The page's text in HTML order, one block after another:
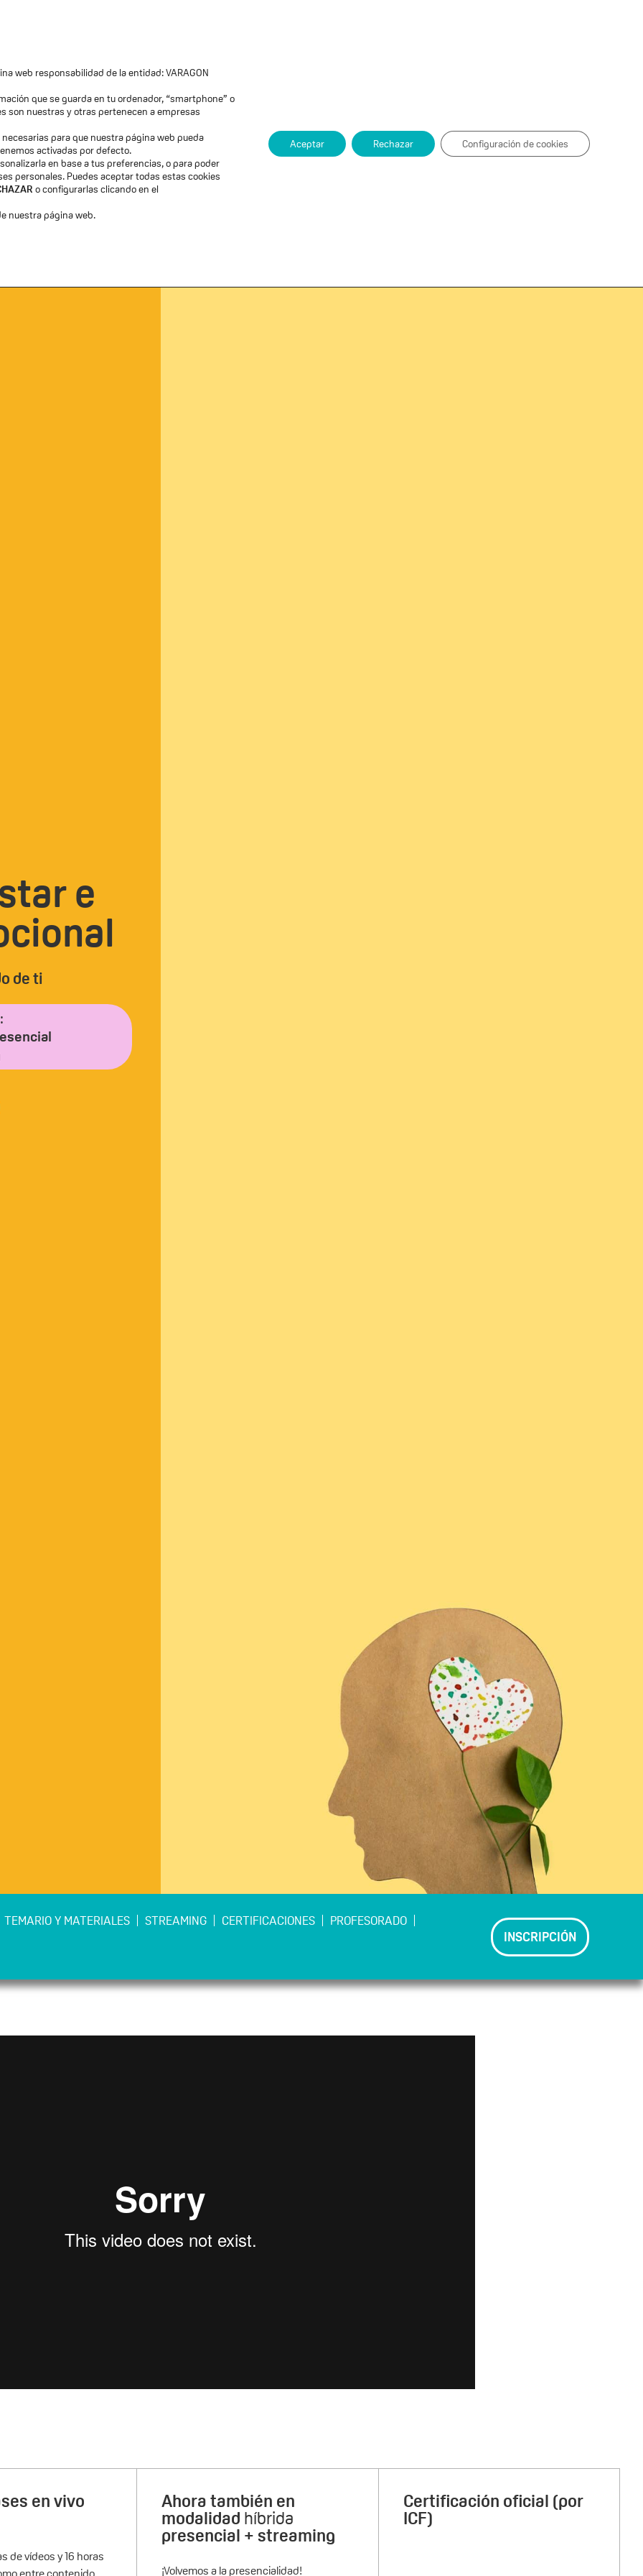
PERSONAL
e
de ti
TEMARIO Y MATERIALES STREAMING CERTIFICACIONES PROFESORADO
INSCRIPCIÓN
en vivo
de vídeos y 16 horas
Ahora también en
modalidad híbrida
presencial + streaming
¡Volvemos a la presencialidad!
Certificación oficial (por
ICF)
web responsabilidad de la entidad: VARAGON
que se guarda en tu ordenador, “smartphone” o
son nuestras y otras pertenecen a empresas
para que nuestra página web pueda
activadas por defecto.
en base a tus preferencias, o para poder
personales. Puedes aceptar todas estas cookies
o configurarlas clicando en el
nuestra página web.
Aceptar Rechazar Configuración de cookies